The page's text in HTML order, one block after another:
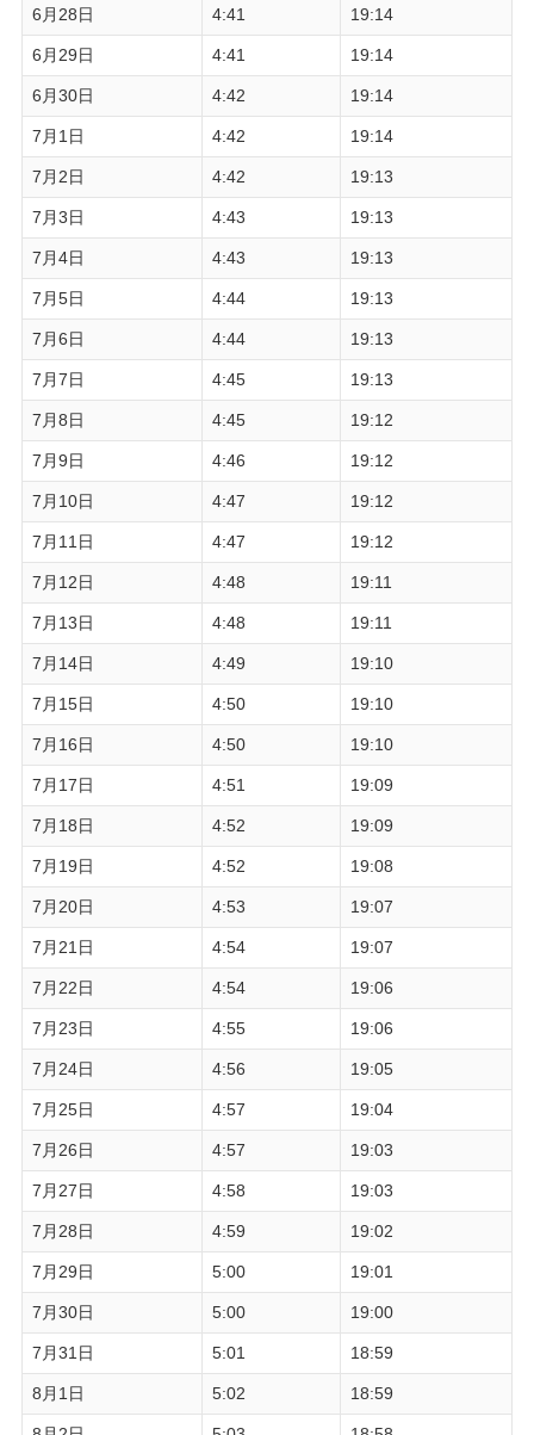
6月28日 4:41 19:14
6月29日 4:41 19:14
6月30日 4:42 19:14
7月1日 4:42 19:14
7月2日 4:42 19:13
7月3日 4:43 19:13
7月4日 4:43 19:13
7月5日 4:44 19:13
7月6日 4:44 19:13
7月7日 4:45 19:13
7月8日 4:45 19:12
7月9日 4:46 19:12
7月10日 4:47 19:12
7月11日 4:47 19:12
7月12日 4:48 19:11
7月13日 4:48 19:11
7月14日 4:49 19:10
7月15日 4:50 19:10
7月16日 4:50 19:10
7月17日 4:51 19:09
7月18日 4:52 19:09
7月19日 4:52 19:08
7月20日 4:53 19:07
7月21日 4:54 19:07
7月22日 4:54 19:06
7月23日 4:55 19:06
7月24日 4:56 19:05
7月25日 4:57 19:04
7月26日 4:57 19:03
7月27日 4:58 19:03
7月28日 4:59 19:02
7月29日 5:00 19:01
7月30日 5:00 19:00
7月31日 5:01 18:59
8月1日 5:02 18:59